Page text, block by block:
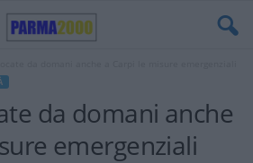
da domani anche
emergenziali